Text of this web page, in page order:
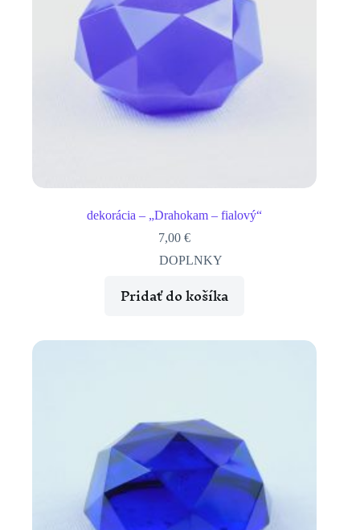
dekorácia – „Drahokam – fialový“
7,00€
DOPLNKY
Pridať do košíka